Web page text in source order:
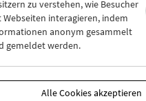
Sept / Okt 2026
Programme
zu verstehen, wie Besucher
Webseiten interagieren, indem
anonym gesammelt
gemeldet werden.
Alle Cookies akzeptieren